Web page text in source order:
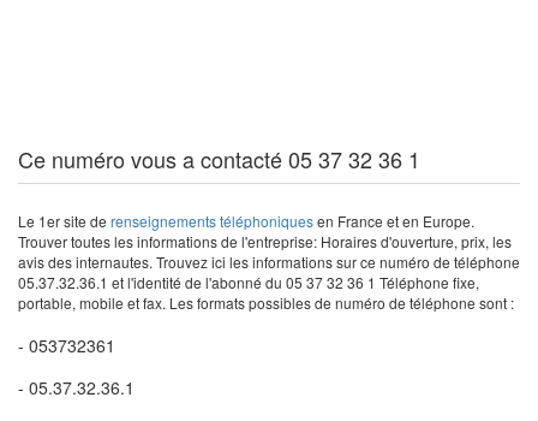
Ce numéro vous a contacté 05 37 32 36 1
Le 1er site de renseignements téléphoniquesen France et en Europe.
Trouver toutes les informations de l'entreprise: Horaires d'ouverture, prix, les
avis des internautes. Trouvez ici les informations sur ce numéro de téléphone
05.37.32.36.1 et l'identité de l'abonné du 05 37 32 36 1 Téléphone fixe,
portable, mobile et fax. Les formats possibles de numéro de téléphone sont :
- 053732361
- 05.37.32.36.1